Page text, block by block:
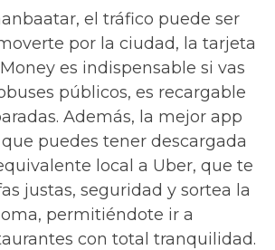
el tráfico puede ser
por la ciudad, la tarjeta
es indispensable si vas
públicos, es recargable
Además, la mejor app
puedes tener descargada
local a Uber, que te
justas, seguridad y sortea la
permitiéndote ir a
con total tranquilidad.